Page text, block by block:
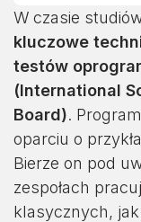
W czasie
kluczowe
testów
(International
Board).
oparciu o
Bierze on pod
zespołach
klasycznych,